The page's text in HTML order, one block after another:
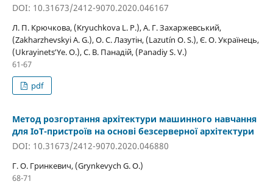
DOI: 10.31673/2412-9070.2020.046167
Л. П. Крючкова, (Kryuchkova L. P.), А. Г. Захаржевський,
(Zakharzhevskyi A. G.), О. С. Лазутін, (Lazutín O. S.), Є. О. Українець,
(Ukrayinetsʹ Ye. O.), С. В. Панадій, (Panadiy S. V.)
61-67
pdf
Метод розгортання архітектури машинного навчання
для IoT-­пристроїв на основі безсерверної архітектури
DOI: 10.31673/2412-9070.2020.046880
Г. О. Гринкевич, (Grynkevych G. O.)
68-71